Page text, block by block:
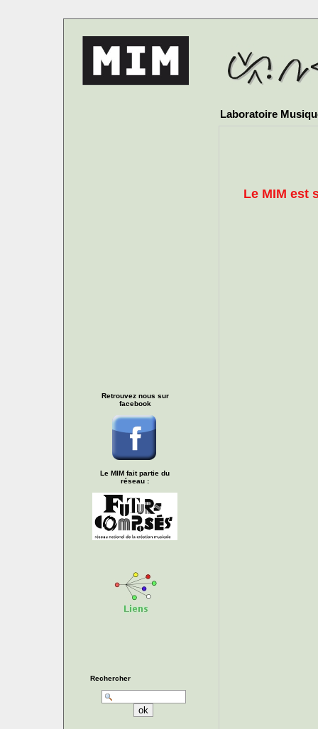
Laboratoire
Le MIM est
Retrouvez nous sur
facebook
Le MIM fait partie du
réseau :
Rechercher